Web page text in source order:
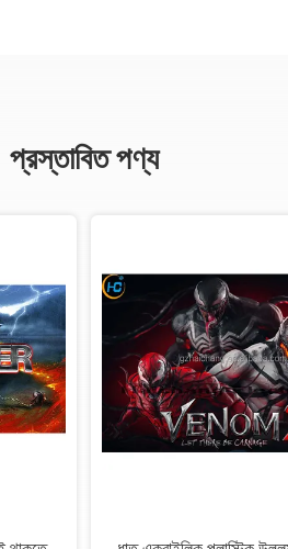
প্রস্তাবিত পণ্য